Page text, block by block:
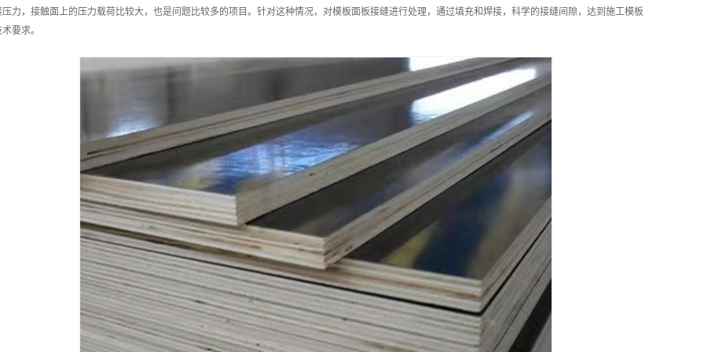
压力，接触面上的压力载荷比较大，也是问题比较多的项目。针对这种情况，对模板面板接缝进行处理，通过填充和焊接，科学的接缝间隙，达到施工模板
要求。